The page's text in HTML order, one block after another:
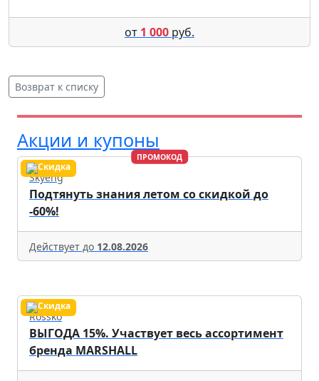
от 1 000 руб.
Возврат к списку
Акции и купоны
ПРОМОКОД
Skyeng
Подтянуть знания летом со скидкой до
-60%!
Действует до 12.08.2026
Rossko
ВЫГОДА 15%. Участвует весь ассортимент
бренда MARSHALL